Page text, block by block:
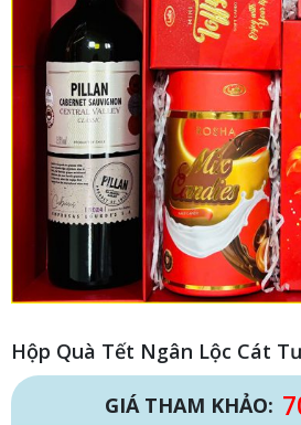
Hộp Quà Tết Ngân Lộc Cát
GIÁ THAM KHẢO: